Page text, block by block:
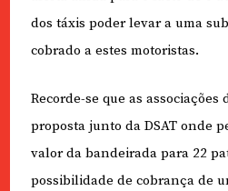
dos táxis poder levar a uma
cobrado a estes motoristas.
Recorde-se que as
proposta junto da DSAT onde
valor da bandeirada para 22
possibilidade de cobrança de